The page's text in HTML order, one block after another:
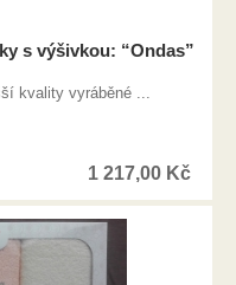
s výšivkou: “Ondas”
kvality vyráběné ...
1 217,00 Kč